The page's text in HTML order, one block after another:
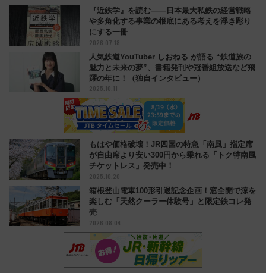
『近鉄学』を読む――日本最大私鉄の経営戦略
や多角化する事業の根底にある考えを浮き彫り
にする一冊
2026.07.18
人気鉄道YouTuber しおねる が語る “鉄道旅の
魅力と未来の夢”、書籍発刊や冠番組放送など飛
躍の年に！（独自インタビュー）
2025.10.11
もはや価格破壊！JR四国の特急「南風」指定席
が自由席より安い300円から乗れる「トク特南風
チケットレス」発売中！
2025.10.20
箱根登山電車100形引退記念企画！窓全開で涼を
楽しむ「天然クーラー体験号」と限定鉄コレ発
売
2026.08.04